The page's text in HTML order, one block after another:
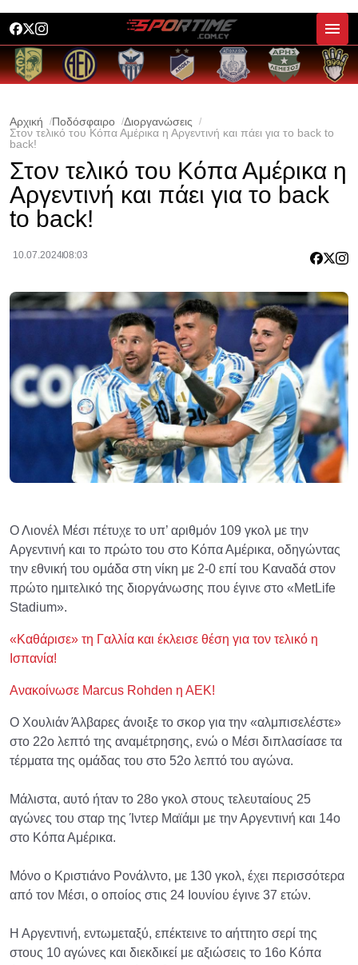
Αρχική Ποδόσφαιρο
Διοργανώσεις
Στον τελικό του Κόπα Αμέρικα η Αργεντινή και πάει για το back to
back!
Στον τελικό του Κόπα Αμέρικα η
Αργεντινή και πάει για το back
to back!
10.07.202408:03
Ο Λιονέλ Μέσι πέτυχε το υπ’ αριθμόν 109 γκολ με την
Αργεντινή και το πρώτο του στο Κόπα Αμέρικα, οδηγώντας
την εθνική του ομάδα στη νίκη με 2-0 επί του Καναδά στον
πρώτο ημιτελικό της διοργάνωσης που έγινε στο «MetLife
Stadium».
«Καθάρισε» τη Γαλλία και έκλεισε θέση για τον τελικό η
Ισπανία!
Ανακοίνωσε Marcus Rohden η ΑΕΚ!
Ο Χουλιάν Άλβαρες άνοιξε το σκορ για την «αλμπισελέστε»
στο 22ο λεπτό της αναμέτρησης, ενώ ο Μέσι διπλασίασε τα
τέρματα της ομάδας του στο 52ο λεπτό του αγώνα.
Μάλιστα, αυτό ήταν το 28ο γκολ στους τελευταίους 25
αγώνες του σταρ της Ίντερ Μαϊάμι με την Αργεντινή και 14ο
στο Κόπα Αμέρικα.
Μόνο ο Κριστιάνο Ρονάλντο, με 130 γκολ, έχει περισσότερα
από τον Μέσι, ο οποίος στις 24 Ιουνίου έγινε 37 ετών.
Η Αργεντινή, εντωμεταξύ, επέκτεινε το αήττητο σερί της
στους 10 αγώνες και διεκδικεί με αξιώσεις το 16ο Κόπα